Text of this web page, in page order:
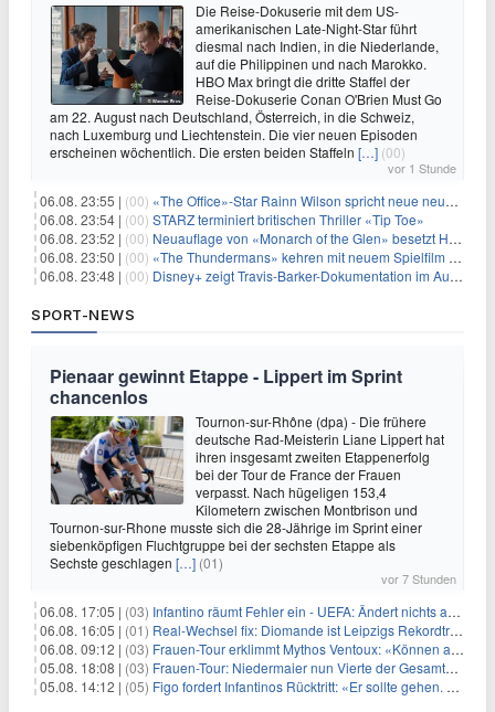
Die Reise-Dokuserie mit dem US-
amerikanischen Late-Night-Star führt
diesmal nach Indien, in die Niederlande,
auf die Philippinen und nach Marokko.
HBO Max bringt die dritte Staffel der
Reise-Dokuserie Conan O'Brien Must Go
am 22. August nach Deutschland, Österreich, in die Schweiz,
nach Luxemburg und Liechtenstein. Die vier neuen Episoden
erscheinen wöchentlich. Die ersten beiden Staffeln […] (00)
vor 1 Stunde
06.08. 23:55 | (00) «The Office»-Star Rainn Wilson spricht neue neuseeländische Serie «Settling»
06.08. 23:54 | (00) STARZ terminiert britischen Thriller «Tip Toe»
06.08. 23:52 | (00) Neuauflage von «Monarch of the Glen» besetzt Hauptrollen
06.08. 23:50 | (00) «The Thundermans» kehren mit neuem Spielfilm zurück
06.08. 23:48 | (00) Disney+ zeigt Travis-Barker-Dokumentation im August
SPORT-NEWS
Pienaar gewinnt Etappe - Lippert im Sprint
chancenlos
Tournon-sur-Rhône (dpa) - Die frühere
deutsche Rad-Meisterin Liane Lippert hat
ihren insgesamt zweiten Etappenerfolg
bei der Tour de France der Frauen
verpasst. Nach hügeligen 153,4
Kilometern zwischen Montbrison und
Tournon-sur-Rhone musste sich die 28-Jährige im Sprint einer
siebenköpfigen Fluchtgruppe bei der sechsten Etappe als
Sechste geschlagen […] (01)
vor 7 Stunden
06.08. 17:05 | (03) Infantino räumt Fehler ein - UEFA: Ändert nichts an Boykott
06.08. 16:05 | (01) Real-Wechsel fix: Diomande ist Leipzigs Rekordtransfer
06.08. 09:12 | (03) Frauen-Tour erklimmt Mythos Ventoux: «Können alles schaffen»
05.08. 18:08 | (03) Frauen-Tour: Niedermaier nun Vierte der Gesamtwertung
05.08. 14:12 | (05) Figo fordert Infantinos Rücktritt: «Er sollte gehen. Jetzt»